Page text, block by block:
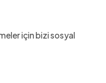
için bizi sosyal